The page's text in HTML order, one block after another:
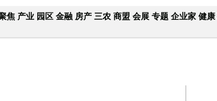
焦 产业 园区 金融 房产 三农 商盟 会展 专题 企业家 健康